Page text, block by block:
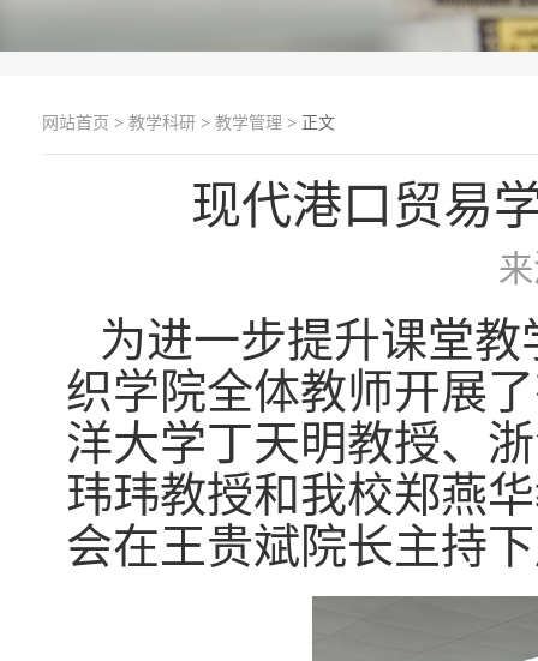
网站首页 > 教学科研 > 教学管理 > 正文
现代港口贸易
为进一步提升课堂
织学院全体教师开展
洋大学丁天明教授、
玮玮教授和我校郑燕
会在王贵斌院长主持